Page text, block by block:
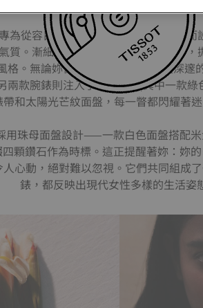
為從容自信、優雅掌控每一刻的女性
質。漸細鍊節呼應雕塑般的錶殼設計
格。無論妳偏愛沉穩的灰色，還是深邃
兩款腕錶則注入了鮮明活力,其中一款
帶和太陽光芒紋面盤，每一瞥都閃耀著
用珠母面盤設計——一款白色面盤搭配
顆鑽石作為時標。這正提醒著妳：妳
心動，絕對難以忽視。它們共同組成
錶，都反映出現代女性多樣的生活姿